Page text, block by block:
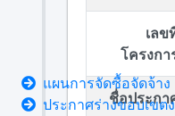
เลข
โครงกา
ชื่อประกา
แผนการจัดซื้อจัดจ้าง
ประกาศร่างขอบเขต